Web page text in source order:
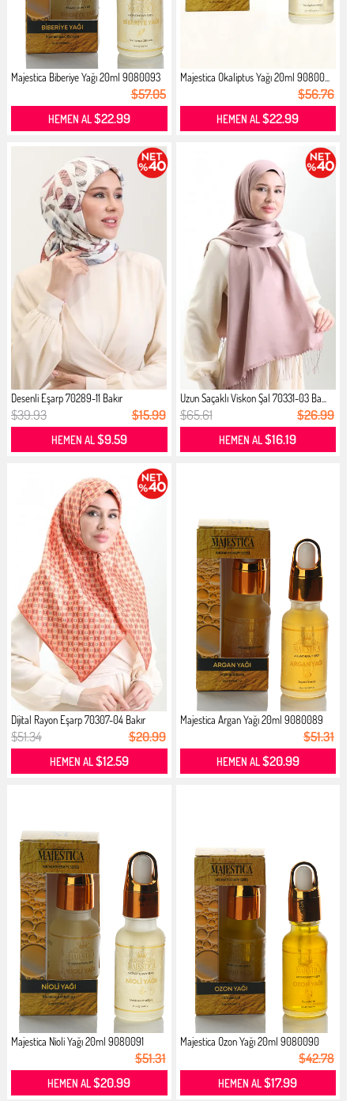
Majestica Biberiye Yağı 20ml 9080093
$57.05
HEMEN AL$22.99
Majestica Okaliptus Yağı 20ml 90800...
$56.76
HEMEN AL$22.99
Desenli Eşarp 70289-11 Bakır
$39.93 $15.99
HEMEN AL$9.59
Uzun Saçaklı Viskon Şal 70331-03 Ba...
$65.61 $26.99
HEMEN AL$16.19
Dijital Rayon Eşarp 70307-04 Bakır
$51.34 $20.99
HEMEN AL$12.59
Majestica Argan Yağı 20ml 9080089
$51.31
HEMEN AL$20.99
Majestica Nioli Yağı 20ml 9080091
$51.31
HEMEN AL$20.99
Majestica Ozon Yağı 20ml 9080090
$42.78
HEMEN AL$17.99